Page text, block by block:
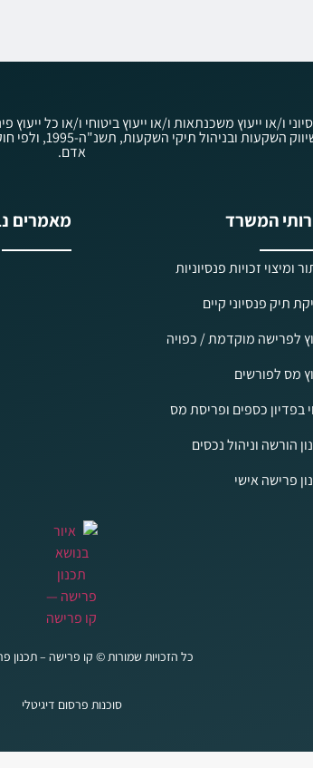
ו/או ייעוץ משכנתאות ו/או ייעוץ ביטוחי ו/או כל
אדם.
המשרד
ומיצוי זכויות פנסיוניות
תיק פנסיוני קיים
לפרישה מוקדמת / כפויה
מס לפורשים
בפדיון כספים ופריסת מס
הורשה וניהול נכסים
פרישה אישי
מאמרים
כל הזכויות שמורות © קו פרישה – תכנון
סוכנות פרסום דיגיטלי